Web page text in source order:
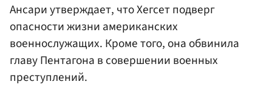
Ансари утверждает, что Хегсет подверг
опасности жизни американских
военнослужащих. Кроме того, она обвинила
главу Пентагона в совершении военных
преступлений.